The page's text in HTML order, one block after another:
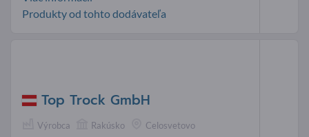
Produkty od tohto dodávateľa
Top Trock GmbH
Výrobca Rakúsko Celosvetovo